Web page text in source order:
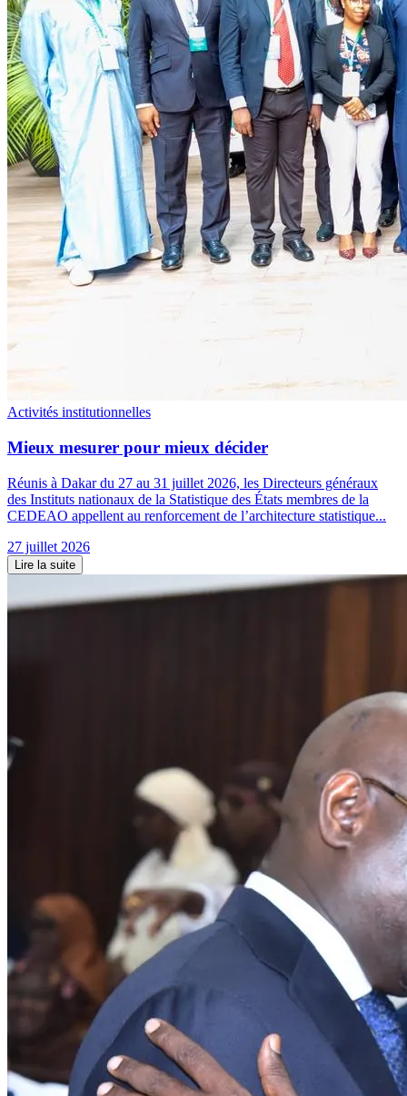
Activités institutionnelles
Mieux mesurer pour mieux décider
Réunis à Dakar du 27 au 31 juillet 2026, les Directeurs généraux
des Instituts nationaux de la Statistique des États membres de la
CEDEAO appellent au renforcement de l’architecture statistique...
27 juillet 2026
Lire la suite